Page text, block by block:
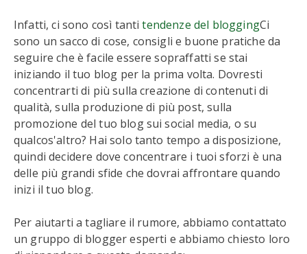
Infatti, ci sono così tantitendenze del bloggingCi
sono un sacco di cose, consigli e buone pratiche da
seguire che è facile essere sopraffatti se stai
iniziando il tuo blog per la prima volta. Dovresti
concentrarti di più sulla creazione di contenuti di
qualità, sulla produzione di più post, sulla
promozione del tuo blog sui social media, o su
qualcos'altro? Hai solo tanto tempo a disposizione,
quindi decidere dove concentrare i tuoi sforzi è una
delle più grandi sfide che dovrai affrontare quando
inizi il tuo blog.
Per aiutarti a tagliare il rumore, abbiamo contattato
un gruppo di blogger esperti e abbiamo chiesto loro